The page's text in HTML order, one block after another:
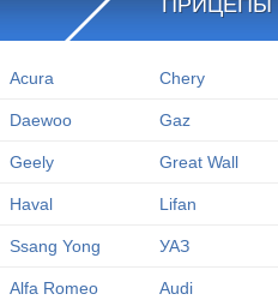
ПРИЦЕПЫ
Acura Chery
Daewoo Gaz
Geely Great Wall
Haval Lifan
Ssang Yong УАЗ
Alfa Romeo Audi